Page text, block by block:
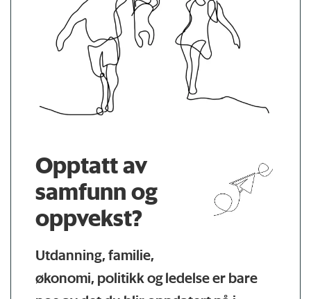
Opptatt av
samfunn og
oppvekst?
Utdanning, familie,
økonomi, politikk og ledelse er bare